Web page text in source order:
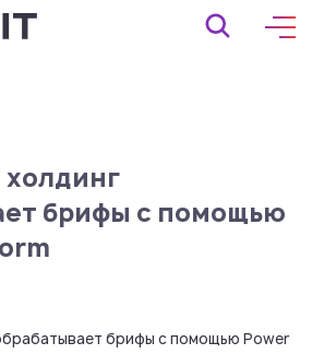
брифы с помощью
брифы с помощью Power